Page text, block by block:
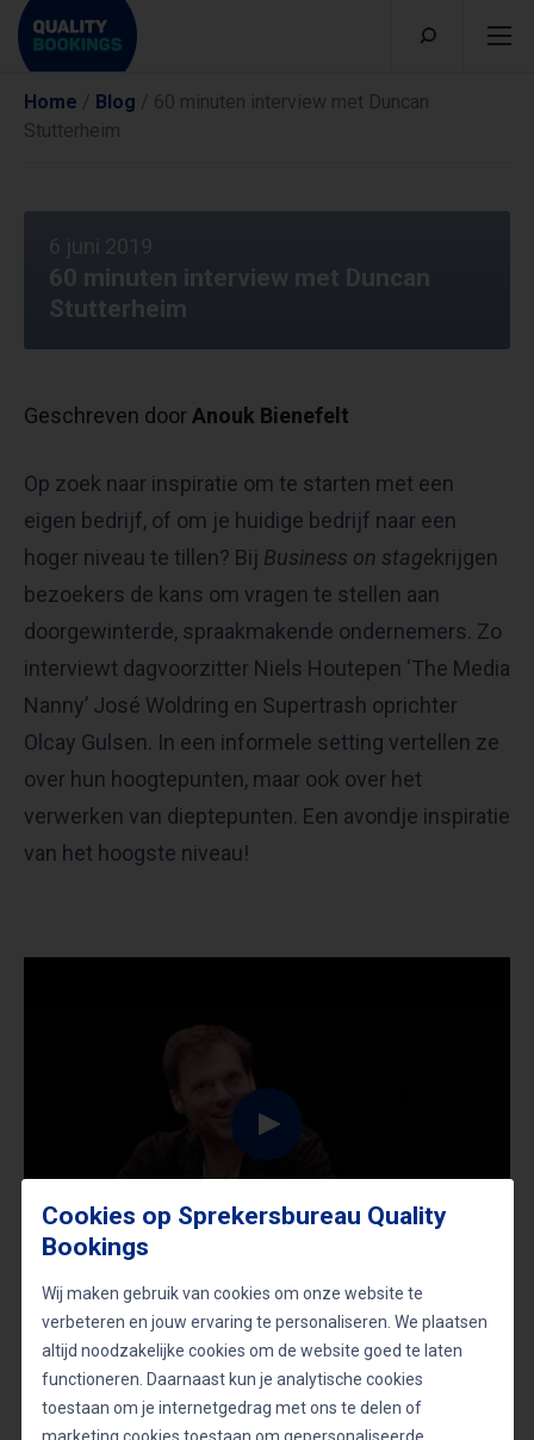
Home / Blog / 60 minuten interview met Duncan
Stutterheim
6 juni 2019
60 minuten interview met Duncan
Stutterheim
Geschreven door Anouk Bienefelt
Op zoek naar inspiratie om te starten met een
eigen bedrijf, of om je huidige bedrijf naar een
hoger niveau te tillen? Bij Business on stagekrijgen
bezoekers de kans om vragen te stellen aan
doorgewinterde, spraakmakende ondernemers. Zo
interviewt dagvoorzitter Niels Houtepen ‘The Media
Nanny’ José Woldring en Supertrash oprichter
Olcay Gulsen. In een informele setting vertellen ze
over hun hoogtepunten, maar ook over het
verwerken van dieptepunten. Een avondje inspiratie
van het hoogste niveau!
Terug naar het overzicht
Cookies op Sprekersbureau Quality
Bookings
Wij maken gebruik van cookies om onze website te
verbeteren en jouw ervaring te personaliseren. We plaatsen
altijd noodzakelijke cookies om de website goed te laten
functioneren. Daarnaast kun je analytische cookies
toestaan om je internetgedrag met ons te delen of
marketing cookies toestaan om gepersonaliseerde